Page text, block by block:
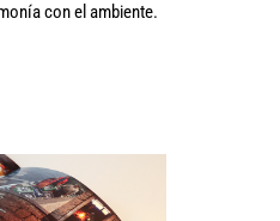
con el ambiente.